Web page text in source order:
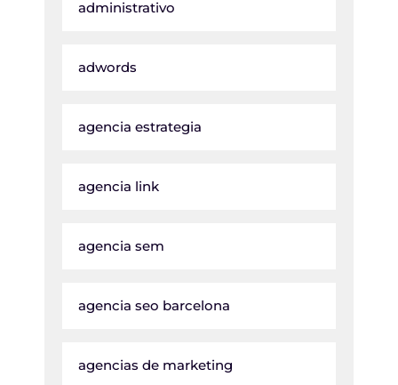
administrativo
adwords
agencia estrategia
agencia link
agencia sem
agencia seo barcelona
agencias de marketing